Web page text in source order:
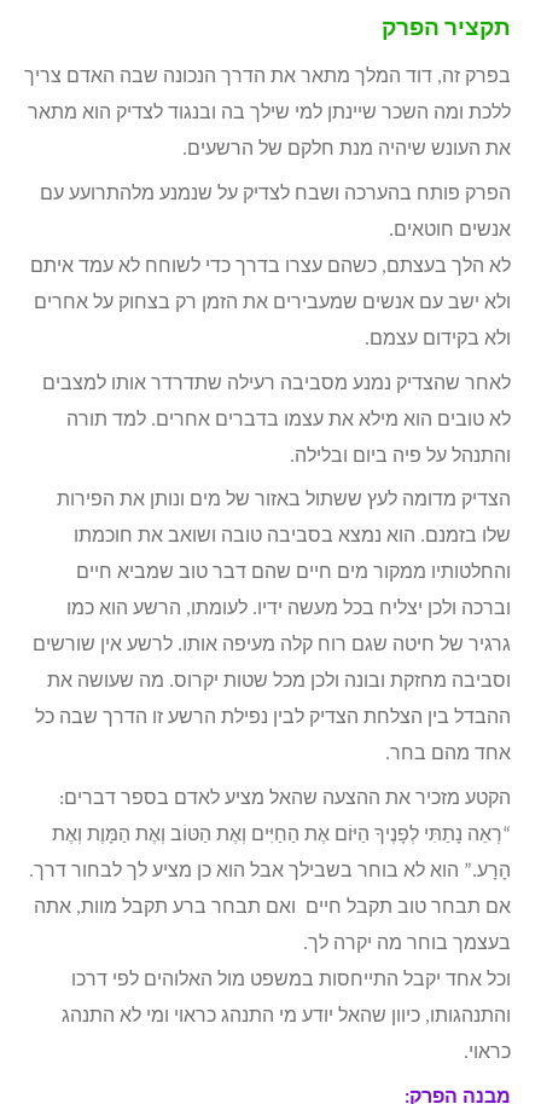
תקציר הפרק
בפרק זה, דוד המלך מתאר את הדרך הנכונה שבה האדם צריך
ללכת ומה השכר שיינתן למי שילך בה ובנגוד לצדיק הוא מתאר
את העונש שיהיה מנת חלקם של הרשעים.
הפרק פותח בהערכה ושבח לצדיק על שנמנע מלהתרועע עם
אנשים חוטאים.
לא הלך בעצתם, כשהם עצרו בדרך כדי לשוחח לא עמד איתם
ולא ישב עם אנשים שמעבירים את הזמן רק בצחוק על אחרים
ולא בקידום עצמם.
לאחר שהצדיק נמנע מסביבה רעילה שתדרדר אותו למצבים
לא טובים הוא מילא את עצמו בדברים אחרים. למד תורה
והתנהל על פיה ביום ובלילה.
הצדיק מדומה לעץ ששתול באזור של מים ונותן את הפירות
שלו בזמנם. הוא נמצא בסביבה טובה ושואב את חוכמתו
והחלטותיו ממקור מים חיים שהם דבר טוב שמביא חיים
וברכה ולכן יצליח בכל מעשה ידיו. לעומתו, הרשע הוא כמו
גרגיר של חיטה שגם רוח קלה מעיפה אותו. לרשע אין שורשים
וסביבה מחזקת ובונה ולכן מכל שטות יקרוס. מה שעושה את
ההבדל בין הצלחת הצדיק לבין נפילת הרשע זו הדרך שבה כל
אחד מהם בחר.
הקטע מזכיר את ההצעה שהאל מציע לאדם בספר דברים:
“רְאֵה נָתַתִּי לְפָנֶיךָ הַיּוֹם אֶת הַחַיִּים וְאֶת הַטּוֹב וְאֶת הַמָּוֶת וְאֶת
הָרָע.” הוא לא בוחר בשבילך אבל הוא כן מציע לך לבחור דרך.
אם תבחר טוב תקבל חיים ואם תבחר ברע תקבל מוות, אתה
בעצמך בוחר מה יקרה לך.
וכל אחד יקבל התייחסות במשפט מול האלוהים לפי דרכו
והתנהגותו, כיוון שהאל יודע מי התנהג כראוי ומי לא התנהג
כראוי.
מבנה הפרק: